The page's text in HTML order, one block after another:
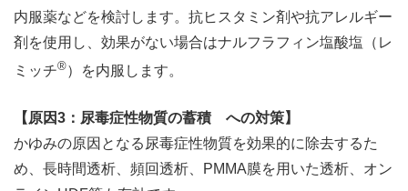
内服薬などを検討します。抗ヒスタミン剤や抗アレルギー
剤を使用し、効果がない場合はナルフラフィン塩酸塩（レ
ミッチ®）を内服します。
【原因3：尿毒症性物質の蓄積 への対策】
かゆみの原因となる尿毒症性物質を効果的に除去するた
め、長時間透析、頻回透析、PMMA膜を用いた透析、オン